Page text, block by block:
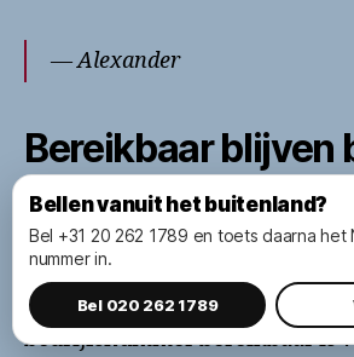
— Alexander
Bereikbaar blijven
internationale
naar 06-nummers
Wil je zeker weten dat jouw 06-
bedrijfsnummer bereikbaar is
Bellen vanuit het buitenland?
Bel +31 20 262 1789 en toets daarna het
nummer in.
Bel 020 262 1789